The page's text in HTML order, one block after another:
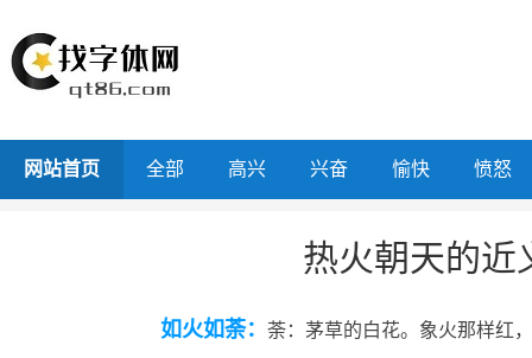
网站首页 全部 高兴 兴奋 愉快 愤怒
热火朝天的近
如火如荼： 荼：茅草的白花。象火那样红